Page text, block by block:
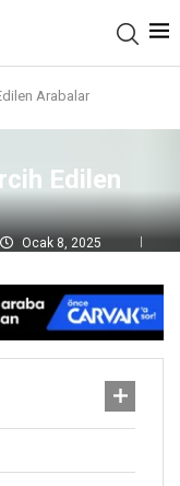
Arabalar
Edilen
Ocak 8, 2025